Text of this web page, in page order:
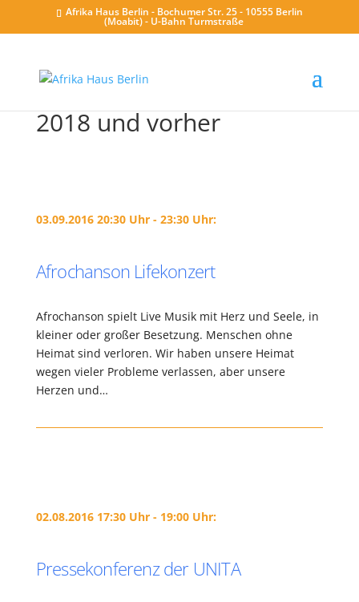
Afrika Haus Berlin - Bochumer Str. 25 - 10555 Berlin
(Moabit) - U-Bahn Turmstraße
2018 und vorher
03.09.2016 20:30 Uhr - 23:30 Uhr:
Afrochanson Lifekonzert
Afrochanson spielt Live Musik mit Herz und Seele, in
kleiner oder großer Besetzung. Menschen ohne
Heimat sind verloren. Wir haben unsere Heimat
wegen vieler Probleme verlassen, aber unsere
Herzen und…
02.08.2016 17:30 Uhr - 19:00 Uhr:
Pressekonferenz der UNITA